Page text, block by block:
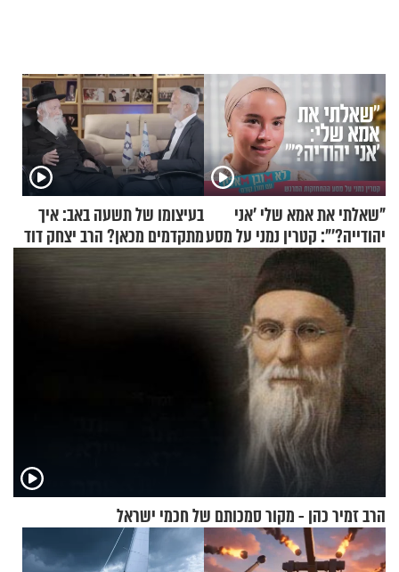
"שאלתי את אמא שלי 'אני
יהודייה?'": קטרין נמני על מסע
ההתחזקות המרגש
בעיצומו של תשעה באב: איך
מתקדמים מכאן? הרב יצחק דוד
הרב זמיר כהן - מקור סמכותם של חכמי ישראל